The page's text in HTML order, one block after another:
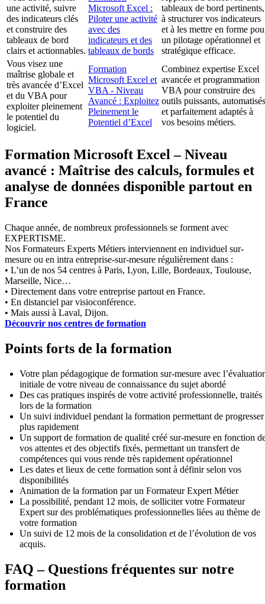
une activité, suivre
des indicateurs clés
et construire des
tableaux de bord
clairs et actionnables.
Microsoft Excel :
Piloter une activité
avec des
indicateurs et des
tableaux de bords
tableaux de bord pertinents,
à structurer vos indicateurs
et à les mettre en forme
un pilotage opérationnel et
stratégique efficace.
Vous visez une
maîtrise globale et
très avancée d’Excel
et du VBA pour
exploiter pleinement
le potentiel du
logiciel.
Formation
Microsoft Excel et
VBA - Niveau
Avancé : Exploitez
Pleinement le
Potentiel d’Excel
Combinez expertise Excel
avancée et programmation
VBA pour construire des
outils puissants, automatisés
et parfaitement adaptés à
vos besoins métiers.
Formation Microsoft Excel – Niveau
avancé : Maîtrise des calculs, formules et
analyse de données disponible partout en
France
Chaque année, de nombreux professionnels se forment avec
EXPERTISME.
Nos Formateurs Experts Métiers interviennent en individuel sur-
mesure ou en intra entreprise-sur-mesure régulièrement dans :
• L’un de nos 54 centres à Paris, Lyon, Lille, Bordeaux, Toulouse,
Marseille, Nice…
• Directement dans votre entreprise partout en France.
• En distanciel par visioconférence.
• Mais aussi à Laval, Dijon.
Découvrir nos centres de formation
Points forts de la formation
Votre plan pédagogique de formation sur-mesure avec
initiale de votre niveau de connaissance du sujet abordé
Des cas pratiques inspirés de votre activité professionnelle, traités
lors de la formation
Un suivi individuel pendant la formation permettant de progresser
plus rapidement
Un support de formation de qualité créé sur-mesure en fonction
vos attentes et des objectifs fixés, permettant un transfert de
compétences qui vous rende très rapidement opérationnel
Les dates et lieux de cette formation sont à définir selon vos
disponibilités
Animation de la formation par un Formateur Expert Métier
La possibilité, pendant 12 mois, de solliciter votre Formateur
Expert sur des problématiques professionnelles liées au thème de
votre formation
Un suivi de 12 mois de la consolidation et de l’évolution de vos
acquis.
FAQ – Questions fréquentes sur notre
formation